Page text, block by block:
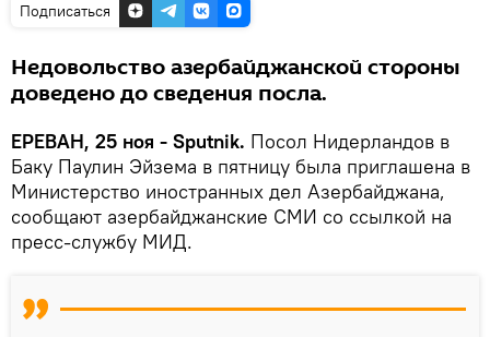
Подписаться
Недовольство азербайджанской стороны
доведено до сведения посла.
ЕРЕВАН, 25 ноя - Sputnik. Посол Нидерландов в
Баку Паулин Эйзема в пятницу была приглашена в
Министерство иностранных дел Азербайджана,
сообщают азербайджанские СМИ со ссылкой на
пресс-службу МИД.